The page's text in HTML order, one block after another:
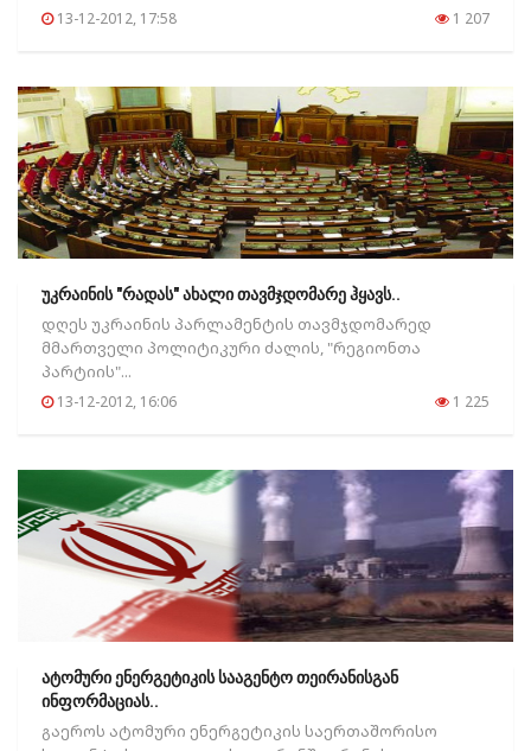
13-12-2012, 17:58 1 207
უკრაინის "რადას" ახალი თავმჯდომარე ჰყავს..
დღეს უკრაინის პარლამენტის თავმჯდომარედ
მმართველი პოლიტიკური ძალის, "რეგიონთა
პარტიის"...
13-12-2012, 16:06 1 225
ატომური ენერგეტიკის სააგენტო თეირანისგან
ინფორმაციას..
გაეროს ატომური ენერგეტიკის საერთაშორისო